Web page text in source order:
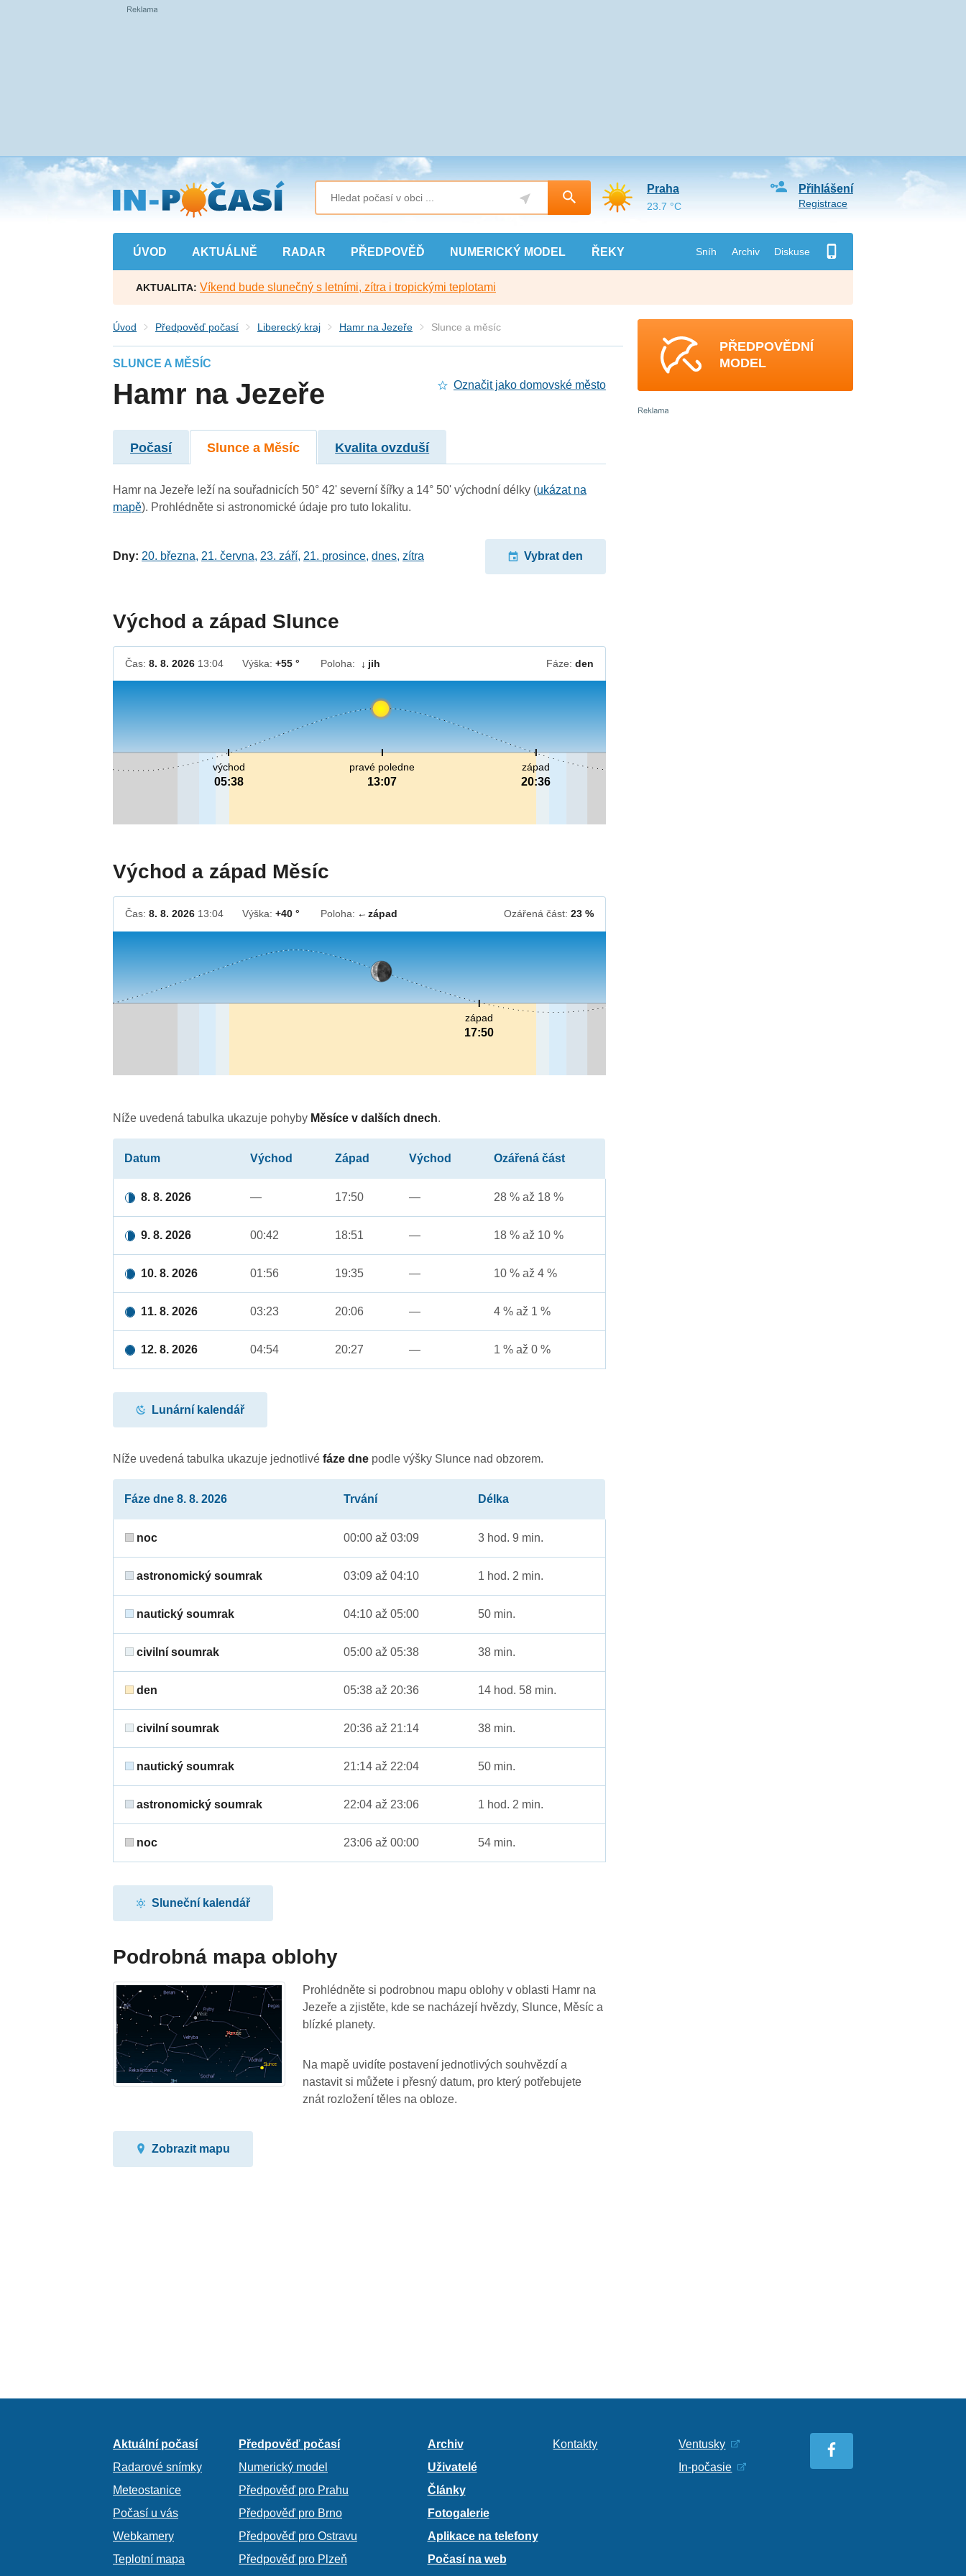
Přejít
na
hlavní
obsah
ÚVOD AKTUÁLNĚ RADAR PŘEDPOVĚĎ NUMERICKÝ MODEL ŘEKY Sníh Archiv Diskuse
Přihlášení
Registrace
Praha
23.7 °C
AKTUALITA: Víkend bude slunečný s letními, zítra i tropickými teplotami
Úvod Předpověď počasí Liberecký kraj Hamr na Jezeře Slunce a měsíc
SLUNCE A MĚSÍC
Hamr na Jezeře Označit jako domovské město
Počasí Slunce a Měsíc Kvalita ovzduší
Hamr na Jezeře leží na souřadnicích 50° 42' severní šířky a 14° 50' východní délky (ukázat na
mapě). Prohlédněte si astronomické údaje pro tuto lokalitu.
Dny: 20. března, 21. června, 23. září, 21. prosince,dnes,zítra Vybrat den
Východ a západ Slunce
Čas:8. 8. 2026 13:04 Výška:+55 ° Poloha: ↓ jih Fáze: den
pravé poledne
13:07
východ
05:38
západ
20:36
Východ a západ Měsíc
Čas:8. 8. 2026 13:04 Výška:+40 ° Poloha: ↓západ Ozářená část: 23 %
západ
17:50
Níže uvedená tabulka ukazuje pohyby Měsíce v dalších dnech.
Datum Východ Západ Východ Ozářená část
8. 8. 2026 — 17:50 — 28 % až 18 %
9. 8. 2026 00:42 18:51 — 18 % až 10 %
10. 8. 2026 01:56 19:35 — 10 % až 4 %
11. 8. 2026 03:23 20:06 — 4 % až 1 %
12. 8. 2026 04:54 20:27 — 1 % až 0 %
Lunární kalendář
Níže uvedená tabulka ukazuje jednotlivéfáze dne podle výšky Slunce nad obzorem.
Fáze dne 8. 8. 2026 Trvání Délka
noc 00:00 až 03:09 3 hod. 9 min.
astronomický soumrak 03:09 až 04:10 1 hod. 2 min.
nautický soumrak 04:10 až 05:00 50 min.
civilní soumrak 05:00 až 05:38 38 min.
den 05:38 až 20:36 14 hod. 58 min.
civilní soumrak 20:36 až 21:14 38 min.
nautický soumrak 21:14 až 22:04 50 min.
astronomický soumrak 22:04 až 23:06 1 hod. 2 min.
noc 23:06 až 00:00 54 min.
Sluneční kalendář
Podrobná mapa oblohy
Prohlédněte si podrobnou mapu oblohy v oblasti Hamr na
Jezeře a zjistěte, kde se nacházejí hvězdy, Slunce, Měsíc a
blízké planety.
Na mapě uvidíte postavení jednotlivých souhvězdí a
nastavit si můžete i přesný datum, pro který potřebujete
znát rozložení těles na obloze.
Zobrazit mapu
PŘEDPOVĚDNÍ
MODEL
Aktuální počasí
Radarové snímky
Meteostanice
Počasí u vás
Webkamery
Teplotní mapa
Předpověď počasí
Numerický model
Předpověď pro Prahu
Předpověď pro Brno
Předpověď pro Ostravu
Předpověď pro Plzeň
Archiv
Uživatelé
Články
Fotogalerie
Aplikace na telefony
Počasí na web
Kontakty
Ventusky
In-počasie